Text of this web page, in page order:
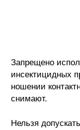
Запрещено
инсектицидных
ношении
снимают.
Нельзя